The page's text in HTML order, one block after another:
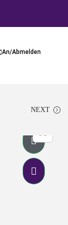
An/Abmelden
NEXT